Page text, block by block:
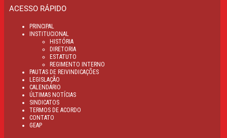
ACESSO RÁPIDO
PRINCIPAL
INSTITUCIONAL
HISTÓRIA
DIRETORIA
ESTATUTO
REGIMENTO INTERNO
PAUTAS DE REIVINDICAÇÕES
LEGISLAÇÃO
CALENDÁRIO
ÚLTIMAS NOTÍCIAS
SINDICATOS
TERMOS DE ACORDO
CONTATO
GEAP